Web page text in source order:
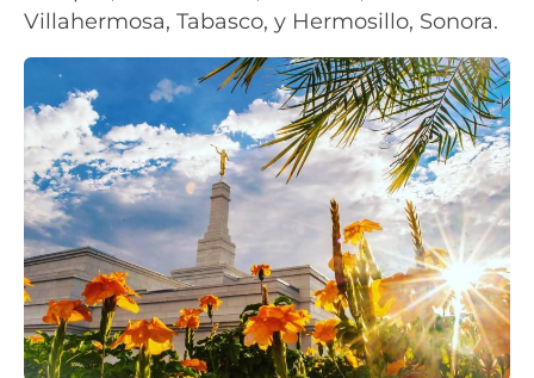
Villahermosa, Tabasco, y Hermosillo, Sonora.